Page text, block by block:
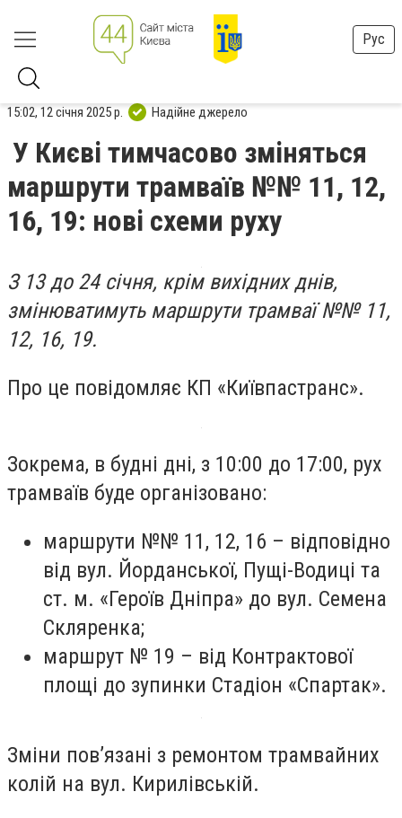
Рус
15:02, 12 січня 2025 р. Надійне джерело
У Києві тимчасово зміняться
маршрути трамваїв №№ 11, 12,
16, 19: нові схеми руху
З 13 до 24 січня, крім вихідних днів,
змінюватимуть маршрути трамваї №№ 11,
12, 16, 19.
Про це повідомляє КП «Київпастранс».
Зокрема, в будні дні, з 10:00 до 17:00, рух
трамваїв буде організовано:
маршрути №№ 11, 12, 16 – відповідно
від вул. Йорданської, Пущі-Водиці та
ст. м. «Героїв Дніпра» до вул. Семена
Скляренка;
маршрут № 19 – від Контрактової
площі до зупинки Стадіон «Спартак».
Зміни пов’язані з ремонтом трамвайних
колій на вул. Кирилівській.